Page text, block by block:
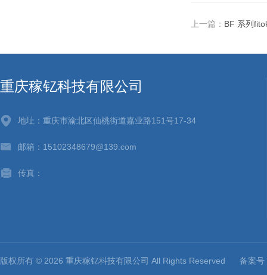
上一篇： BF 系列
重庆稼钇科技有限公司
地址：重庆市渝北区仙桃街道嘉业路151号17-34
邮箱：15102348679@139.com
传真：
版权所有 © 2026 重庆稼钇科技有限公司 All Rights Reserved 备案号